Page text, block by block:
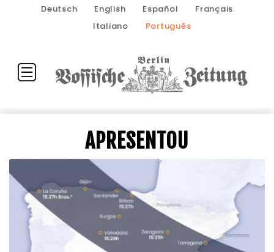
Deutsch English Español
Français
Italiano
Português
APRESENTOU